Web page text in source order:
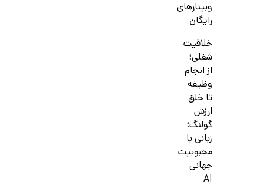
وبینارهای
رایگان
خلاقیت
شغلی؛
از انجام
وظیفه
تا خلق
ارزش
گولنگ؛
زبانی با
محبوبیت
جهانی
AI